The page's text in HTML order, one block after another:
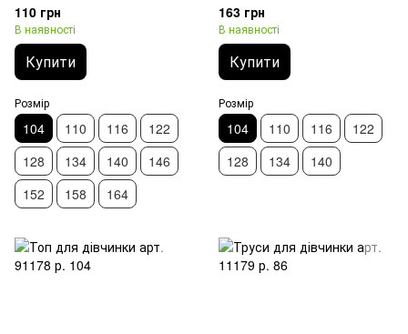
110 грн
В наявності
Купити
Розмір
104 110 116
122
128
134 140
146
152
158 164
163 грн
В наявності
Купити
Розмір
104 110 116
122
128
134 140